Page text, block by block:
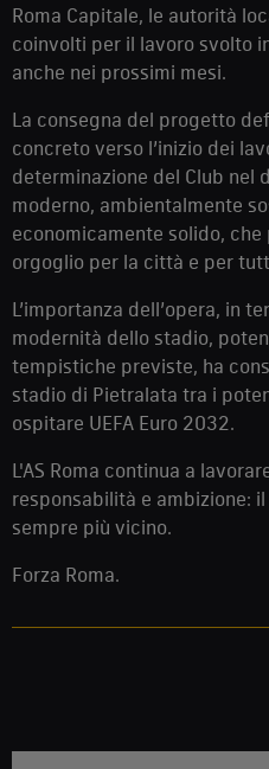
Roma Capitale, le autorità
coinvolti per il lavoro svolto
anche nei prossimi mesi.
La consegna del progetto
concreto verso l’inizio dei
determinazione del Club nel
moderno, ambientalmente
economicamente solido,
orgoglio per la città e per
L’importanza dell’opera, in
modernità dello stadio,
tempistiche previste, ha
stadio di Pietralata tra i
ospitare UEFA Euro 2032.
L'AS Roma continua a
responsabilità e ambizione:
sempre più vicino.
Forza Roma.